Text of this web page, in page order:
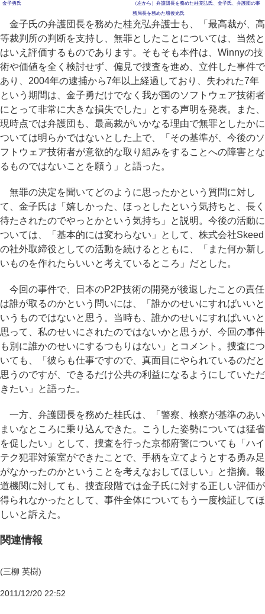
金子勇氏
（左から）弁護団長を務めた桂充弘氏、金子氏、弁護団の事
務局長を務めた壇俊光氏
金子氏の弁護団長を務めた桂充弘弁護士も、「最高裁が、高
等裁判所の判断を支持し、無罪としたことについては、当然と
はいえ評価するものであります。そもそも本件は、Winnyの技
術や価値を全く検討せず、偏見で捜査を進め、立件した事件で
あり、2004年の逮捕から7年以上経過しており、失われた7年
という期間は、金子勇だけでなく我が国のソフトウェア技術者
にとって非常に大きな損失でした」とする声明を発表。また、
現時点では弁護団も、最高裁がいかなる理由で無罪としたかに
ついては明らかではないとした上で、「その基準が、今後のソ
フトウェア技術者が意欲的な取り組みをすることへの障害とな
るものではないことを願う」と語った。
無罪の決定を聞いてどのように思ったかという質問に対し
て、金子氏は「嬉しかった、ほっとしたという気持ちと、長く
待たされたのでやっとかという気持ち」と説明。今後の活動に
ついては、「基本的には変わらない」として、株式会社Skeed
の社外取締役としての活動を続けるとともに、「また何か新し
いものを作れたらいいと考えているところ」だとした。
今回の事件で、日本のP2P技術の開発が後退したことの責任
は誰が取るのかという問いには、「誰かのせいにすればいいと
いうものではないと思う。当時も、誰かのせいにすればいいと
思って、私のせいにされたのではないかと思うが、今回の事件
も別に誰かのせいにするつもりはない」とコメント。捜査につ
いても、「彼らも仕事ですので、真面目にやられているのだと
思うのですが、できるだけ公共の利益になるようにしていただ
きたい」と語った。
一方、弁護団長を務めた桂氏は、「警察、検察が基準のあい
まいなところに乗り込んできた。こうした姿勢については猛省
を促したい」として、捜査を行った京都府警についても「ハイ
テク犯罪対策室ができたことで、手柄を立てようとする勇み足
がなかったのかということを考えなおしてほしい」と指摘。報
道機関に対しても、捜査段階では金子氏に対する正しい評価が
得られなかったとして、事件全体についてもう一度検証してほ
しいと訴えた。
関連情報
(三柳 英樹)
2011/12/20 22:52